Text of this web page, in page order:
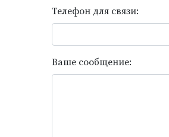
Телефон для связи:
Ваше сообщение: